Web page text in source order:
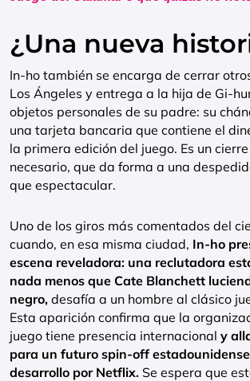
¿Una nueva
In-ho también se encarga de cerrar
Los Ángeles y entrega a la hija de Gi-
objetos personales de su padre: su
una tarjeta bancaria que contiene el
la primera edición del juego. Es un
necesario, que da forma a una
que espectacular.
Uno de los giros más comentados del
cuando, en esa misma ciudad, In-ho
escena reveladora: una reclutadora
nada menos que Cate Blanchett
negro, desafía a un hombre al clásico
Esta aparición confirma que la
juego tiene presencia internacional y
para un futuro spin-off
desarrollo por Netflix. Se espera que